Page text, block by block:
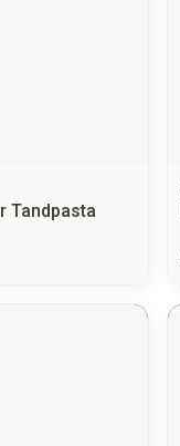
Tandpasta